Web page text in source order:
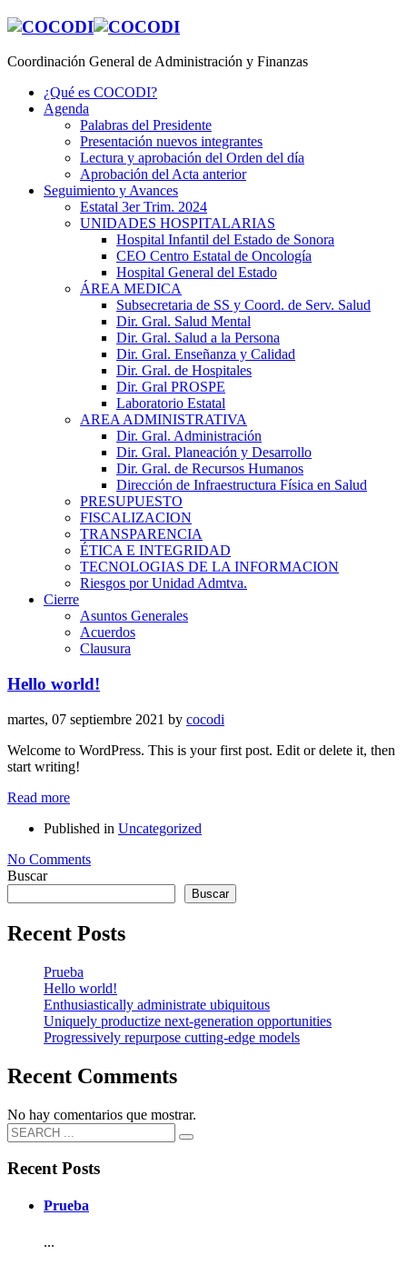
Coordinación General de Administración y Finanzas
¿Qué es COCODI?
Agenda
Palabras del Presidente
Presentación nuevos integrantes
Lectura y aprobación del Orden del día
Aprobación del Acta anterior
Seguimiento y Avances
Estatal 3er Trim. 2024
UNIDADES HOSPITALARIAS
Hospital Infantil del Estado de Sonora
CEO Centro Estatal de Oncología
Hospital General del Estado
ÁREA MEDICA
Subsecretaria de SS y Coord. de Serv. Salud
Dir. Gral. Salud Mental
Dir. Gral. Salud a la Persona
Dir. Gral. Enseñanza y Calidad
Dir. Gral. de Hospitales
Dir. Gral PROSPE
Laboratorio Estatal
AREA ADMINISTRATIVA
Dir. Gral. Administración
Dir. Gral. Planeación y Desarrollo
Dir. Gral. de Recursos Humanos
Dirección de Infraestructura Física en Salud
PRESUPUESTO
FISCALIZACION
TRANSPARENCIA
ÉTICA E INTEGRIDAD
TECNOLOGIAS DE LA INFORMACION
Riesgos por Unidad Admtva.
Cierre
Asuntos Generales
Acuerdos
Clausura
Hello world!
martes, 07 septiembre 2021 by cocodi
Welcome to WordPress. This is your first post. Edit or delete it, then
start writing!
Read more
Published in Uncategorized
No Comments
Buscar
Buscar
Recent Posts
Prueba
Hello world!
Enthusiastically administrate ubiquitous
Uniquely productize next-generation opportunities
Progressively repurpose cutting-edge models
Recent Comments
No hay comentarios que mostrar.
Recent Posts
Prueba
...